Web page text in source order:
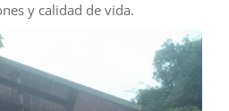
y calidad de vida.